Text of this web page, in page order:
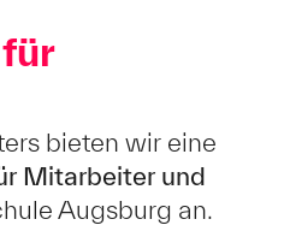
bieten wir eine
Mitarbeiter und
Augsburg an.